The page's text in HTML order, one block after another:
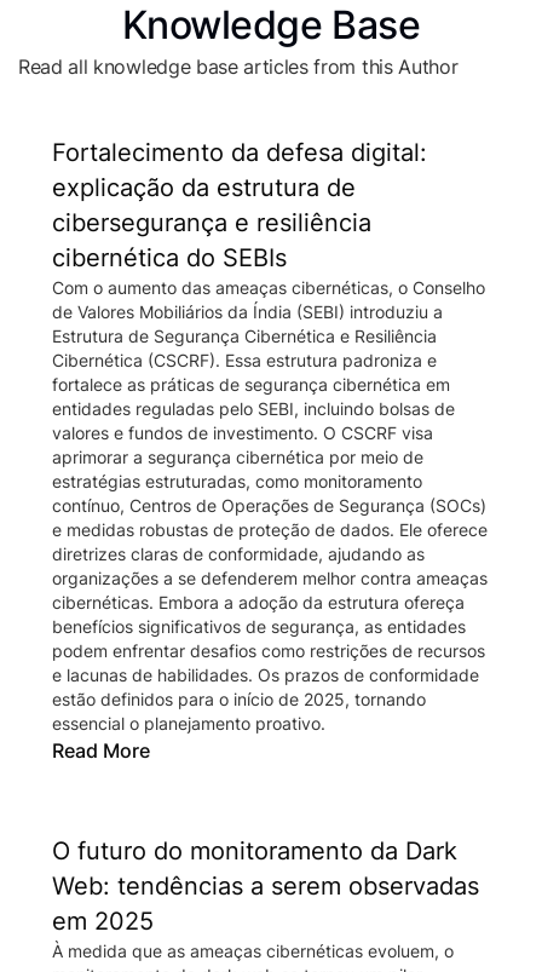
Knowledge Base
Read all knowledge base articles from this Author
Fortalecimento da defesa digital:
explicação da estrutura de
cibersegurança e resiliência
cibernética do SEBIs
Com o aumento das ameaças cibernéticas, o Conselho
de Valores Mobiliários da Índia (SEBI) introduziu a
Estrutura de Segurança Cibernética e Resiliência
Cibernética (CSCRF). Essa estrutura padroniza e
fortalece as práticas de segurança cibernética em
entidades reguladas pelo SEBI, incluindo bolsas de
valores e fundos de investimento. O CSCRF visa
aprimorar a segurança cibernética por meio de
estratégias estruturadas, como monitoramento
contínuo, Centros de Operações de Segurança (SOCs)
e medidas robustas de proteção de dados. Ele oferece
diretrizes claras de conformidade, ajudando as
organizações a se defenderem melhor contra ameaças
cibernéticas. Embora a adoção da estrutura ofereça
benefícios significativos de segurança, as entidades
podem enfrentar desafios como restrições de recursos
e lacunas de habilidades. Os prazos de conformidade
estão definidos para o início de 2025, tornando
essencial o planejamento proativo.
Read More
O futuro do monitoramento da Dark
Web: tendências a serem observadas
em 2025
À medida que as ameaças cibernéticas evoluem, o